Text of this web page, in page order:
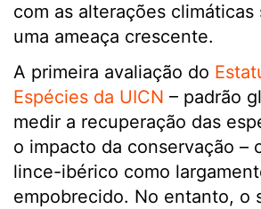
com as alterações climáticas
uma ameaça crescente.
A primeira avaliação do
Espécies da UICN – padrão
medir a recuperação das
o impacto da conservação –
lince-ibérico como
empobrecido. No entanto, o